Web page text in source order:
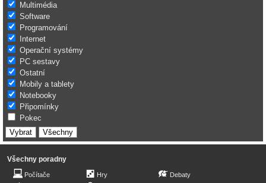
Multimédia
Software
Programování
Internet
Operační systémy
PC sestavy
Ostatní
Mobily a tablety
Notebooky
Připomínky
Pokec
Všechny poradny
Počítače Hry Debaty